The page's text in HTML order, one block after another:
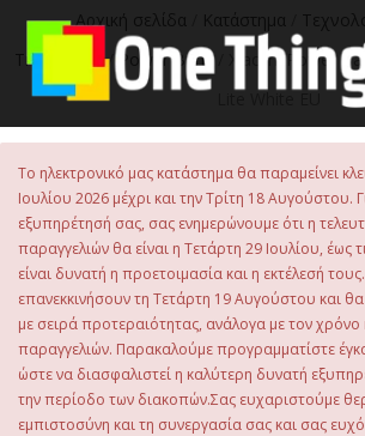
περιεχόμενοΑρχική σελίδα Κατάστημα
Τηλεφωνία / Power Bank/ Xiaomi Power
Lite White EU
Το ηλεκτρονικό μας κατάστημα θα παραμείνει
Ιουλίου 2026 μέχρι και την Τρίτη 18 Αυγούστου.
εξυπηρέτησή σας, σας ενημερώνουμε ότι η
παραγγελιών θα είναι η Τετάρτη 29 Ιουλίου, έως
είναι δυνατή η προετοιμασία και η εκτέλεσή
επανεκκινήσουν τη Τετάρτη 19 Αυγούστου και
με σειρά προτεραιότητας, ανάλογα με τον
παραγγελιών. Παρακαλούμε προγραμματίστε
ώστε να διασφαλιστεί η καλύτερη δυνατή
την περίοδο των διακοπών.Σας ευχαριστούμε
εμπιστοσύνη και τη συνεργασία σας και σας